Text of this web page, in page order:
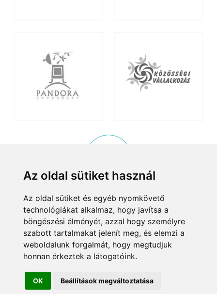
Az oldal sütiket használ
Az oldal sütiket és egyéb nyomkövető
technológiákat alkalmaz, hogy javítsa a
böngészési élményét, azzal hogy személyre
szabott tartalmakat jelenít meg, és elemzi a
weboldalunk forgalmát, hogy megtudjuk
honnan érkeztek a látogatóink.
OK Beállítások megváltoztatása
KISKÖZÖSSÉGI PROGRAM
© 2015, Helyi Kisközösségek Nonprofit Kft. Minden jog fenntartva.
8083 Csákvár, Tersztyánszky Ödön körút 26.
Email:info@kiskozossegek.huTelefon:+36 (1) 372 25 00/6859.
Adószám:23460625-1-07 Cégjegyzékszám:01-09-96660
Bejegyezte:Fővárosi Bíróság
Bemutatkozás